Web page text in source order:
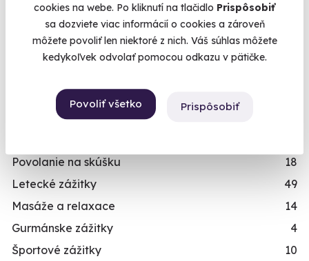
cookies na webe. Po kliknutí na tlačidlo Prispôsobiť
sa dozviete viac informácií o cookies a zároveň
môžete povoliť len niektoré z nich. Váš súhlas môžete
kedykoľvek odvolať pomocou odkazu v pätičke.
Povoliť všetko Prispôsobiť
Čo sa vám na tejto skúsenosti páčilo
KATEGORIA
Povolanie na skúšku
18
Letecké zážitky
49
Masáže a relaxace
14
Gurmánske zážitky
4
Športové zážitky
10